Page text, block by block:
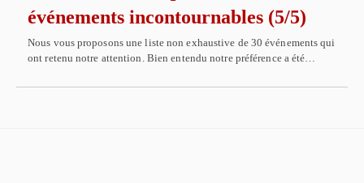
événements incontournables (5/5)
Nous vous proposons une liste non exhaustive de 30 événements qui
ont retenu notre attention. Bien entendu notre préférence a été…